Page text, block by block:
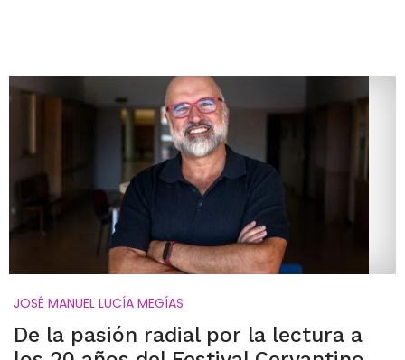
JOSÉ MANUEL LUCÍA MEGÍAS
De la pasión radial por la lectura a